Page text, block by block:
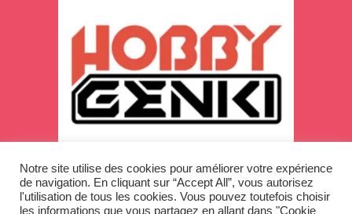
Notre site utilise des cookies pour améliorer votre expérience
de navigation. En cliquant sur “Accept All”, vous autorisez
l'utilisation de tous les cookies. Vous pouvez toutefois choisir
les informations que vous partagez en allant dans "Cookie